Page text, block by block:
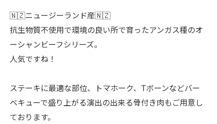
🇳🇿ニュージーランド産🇳🇿
抗生物質不使用で環境の良い所で育ったアンガス種のオ
ーシャンビーフシリーズ。
人気ですね！
ステーキに最適な部位、トマホーク、Tボーンなどバー
ベキューで盛り上がる演出の出来る骨付き肉もご用意し
ております。